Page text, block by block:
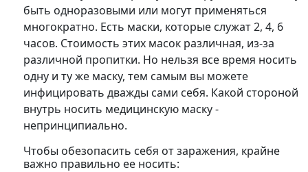
быть одноразовыми или могут применяться
многократно. Есть маски, которые служат 2, 4, 6
часов. Стоимость этих масок различная, из-за
различной пропитки. Но нельзя все время носить
одну и ту же маску, тем самым вы можете
инфицировать дважды сами себя. Какой стороной
внутрь носить медицинскую маску -
непринципиально.
Чтобы обезопасить себя от заражения, крайне
важно правильно ее носить: